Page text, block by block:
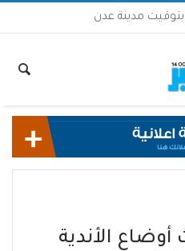
أوضاع الأندية